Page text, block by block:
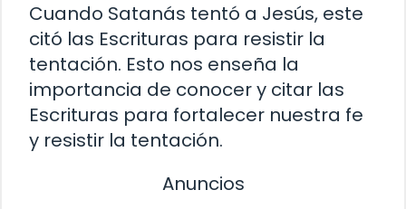
Cuando Satanás tentó a Jesús, este
citó las Escrituras para resistir la
tentación. Esto nos enseña la
importancia de conocer y citar las
Escrituras para fortalecer nuestra fe
y resistir la tentación.
Anuncios